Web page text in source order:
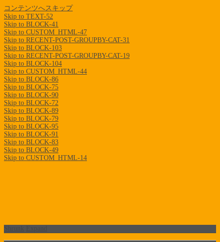
コンテンツへスキップ
Skip to TEXT-52
Skip to BLOCK-41
Skip to CUSTOM_HTML-47
Skip to RECENT-POST-GROUPBY-CAT-31
Skip to BLOCK-103
Skip to RECENT-POST-GROUPBY-CAT-19
Skip to BLOCK-104
Skip to CUSTOM_HTML-44
Skip to BLOCK-86
Skip to BLOCK-75
Skip to BLOCK-90
Skip to BLOCK-72
Skip to BLOCK-89
Skip to BLOCK-79
Skip to BLOCK-95
Skip to BLOCK-91
Skip to BLOCK-83
Skip to BLOCK-49
Skip to CUSTOM_HTML-14